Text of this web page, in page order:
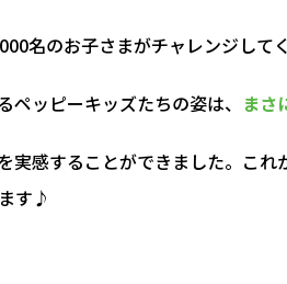
名のお子さまがチャレンジして
ッピーキッズたちの姿は、 まさ
実感することができました。これ
す♪